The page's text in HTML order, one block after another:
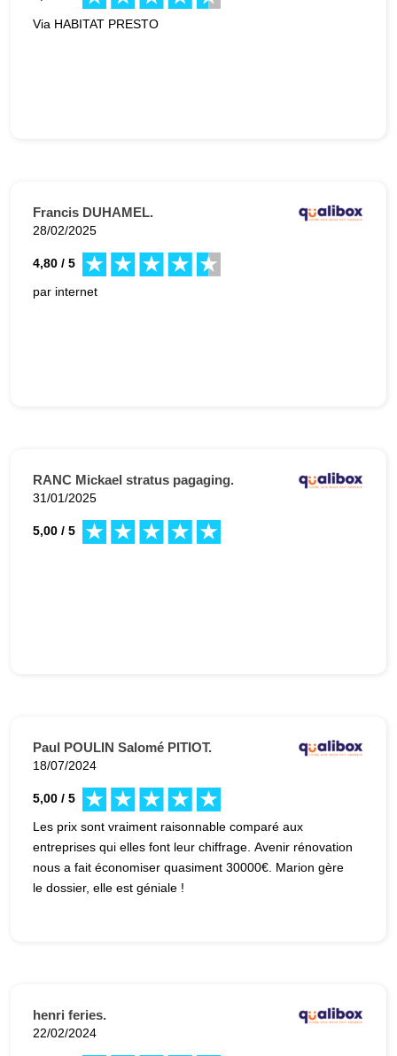
Via HABITAT PRESTO
Francis DUHAMEL.
28/02/2025
4,80 / 5
par internet
RANC Mickael stratus pagaging.
31/01/2025
5,00 / 5
Paul POULIN Salomé PITIOT.
18/07/2024
5,00 / 5
Les prix sont vraiment raisonnable comparé aux
entreprises qui elles font leur chiffrage. Avenir rénovation
nous a fait économiser quasiment 30000€. Marion gère
le dossier, elle est géniale !
henri feries.
22/02/2024